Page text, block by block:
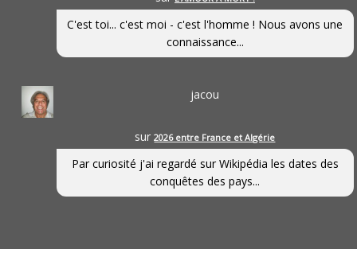
C'est toi... c'est moi - c'est l'homme ! Nous avons une
connaissance...
jacou
sur2026 entre France et Algérie
Par curiosité j'ai regardé sur Wikipédia les dates des
conquêtes des pays...